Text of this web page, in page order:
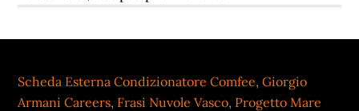
Scheda Esterna Condizionatore Comfee,Giorgio
Armani Careers, Frasi Nuvole Vasco, Progetto Mare